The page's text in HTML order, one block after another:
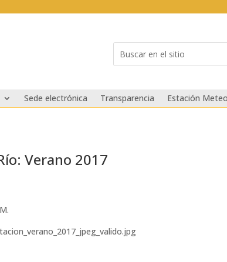
for...
Sede electrónica Transparencia Estación
Verano 2017